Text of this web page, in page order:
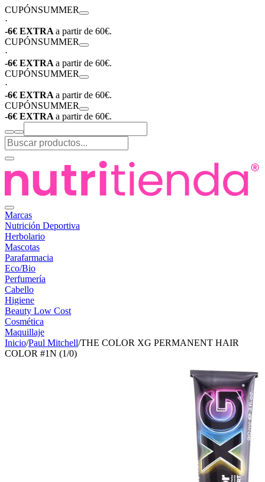
CUPÓNSUMMER
·
-6€ EXTRA a partir de 60€.
CUPÓNSUMMER
·
-6€ EXTRA a partir de 60€.
CUPÓNSUMMER
·
-6€ EXTRA a partir de 60€.
CUPÓNSUMMER
-6€ EXTRA a partir de 60€.
Marcas
Nutrición Deportiva
Herbolario
Mascotas
Parafarmacia
Eco/Bio
Perfumería
Cabello
Higiene
Beauty Low Cost
Cosmética
Maquillaje
Inicio/Paul Mitchell/THE COLOR XG PERMANENT HAIR
COLOR #1N (1/0)